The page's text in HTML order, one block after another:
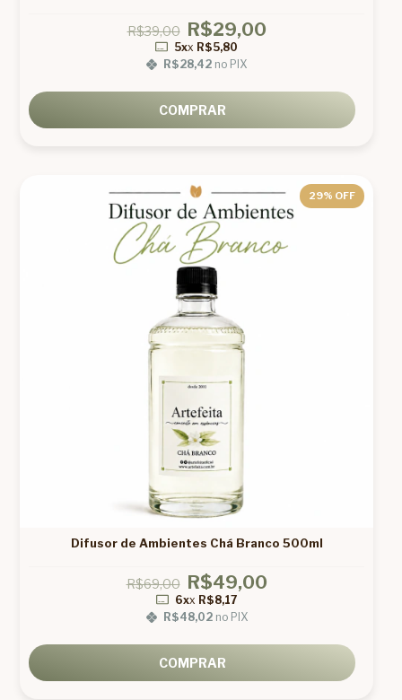
R$39,00 R$29,00
5xx R$5,80
R$28,42 no PIX
COMPRAR
29% OFF
Difusor de Ambientes Chá Branco 500ml
R$69,00 R$49,00
6xx R$8,17
R$48,02no PIX
COMPRAR